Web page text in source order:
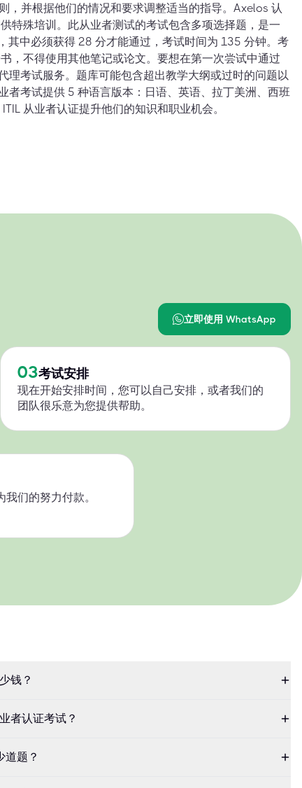
，并根据他们的情况和要求调整适当的指导。Axelos 认
特殊培训。此从业者测试的考试包含多项选择题，是一
其中必须获得 28 分才能通过，考试时间为 135 分钟。考
，不得使用其他笔记或论文。要想在第一次尝试中通过
理考试服务。题库可能包含超出教学大纲或过时的问题以
者考试提供 5 种语言版本：日语、英语、拉丁美洲、西班
从业者认证提升他们的知识和职业机会。
立即使用 WhatsApp
03考试安排
现在开始安排时间，您可以自己安排，或者我们的
团队很乐意为您提供帮助。
们的努力付款。
钱？
者认证考试？
题？